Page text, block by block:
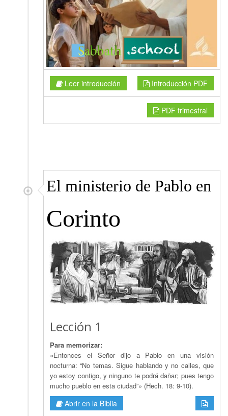
Leer introducción Introducción PDF
PDF trimestral
El ministerio de Pablo en
Corinto
Lección 1
Para memorizar:
«Entonces el Señor dijo a Pablo en una visión
nocturna: “No temas. Sigue hablando y no calles, que
yo estoy contigo, y ninguno te podrá dañar; pues tengo
mucho pueblo en esta ciudad”» (Hech. 18: 9-10).
Abrir en la Biblia